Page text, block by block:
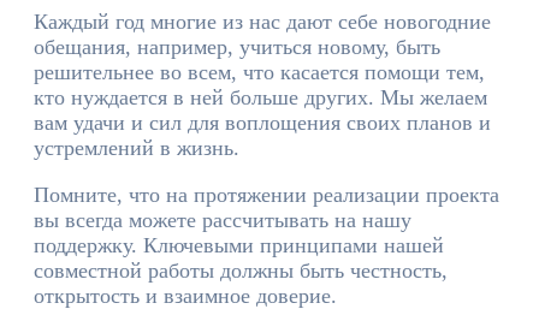
Каждый год многие из нас дают себе новогодние
обещания, например, учиться новому, быть
решительнее во всем, что касается помощи тем,
кто нуждается в ней больше других. Мы желаем
вам удачи и сил для воплощения своих планов и
устремлений в жизнь.
Помните, что на протяжении реализации проекта
вы всегда можете рассчитывать на нашу
поддержку. Ключевыми принципами нашей
совместной работы должны быть честность,
открытость и взаимное доверие.